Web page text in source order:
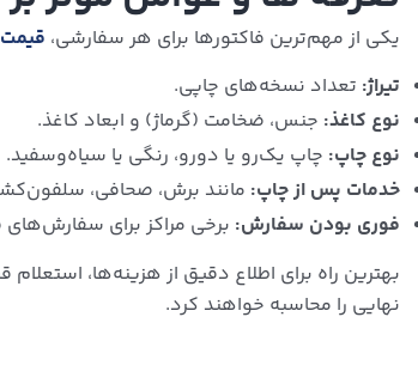
یکی از مهم‌ترین فاکتورها برای هر سفارشی،
تیراژ: تعداد نسخه‌های چاپی.
نوع کاغذ: جنس، ضخامت (گرماژ) و ابعاد کاغذ.
نوع چاپ: چاپ یک‌رو یا دورو، رنگی یا سیاه‌وسفید.
خدمات پس از چاپ: مانند برش، صحافی،
فوری بودن سفارش: برخی مراکز برای
بهترین راه برای اطلاع دقیق از هزینه‌ها،
نهایی را محاسبه خواهند کرد.